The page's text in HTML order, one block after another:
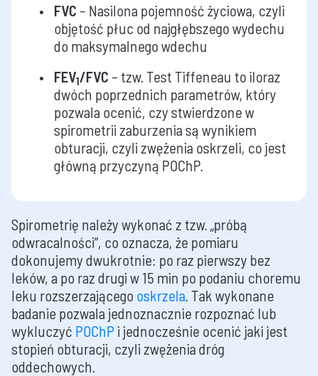
FVC – Nasilona pojemność życiowa, czyli
objętość płuc od najgłębszego wydechu
do maksymalnego wdechu
FEV1/FVC – tzw. Test Tiffeneau to iloraz
dwóch poprzednich parametrów, który
pozwala ocenić, czy stwierdzone w
spirometrii zaburzenia są wynikiem
obturacji, czyli zwężenia oskrzeli, co jest
główną przyczyną POChP.
Spirometrię należy wykonać z tzw. „próbą
odwracalności”, co oznacza, że pomiaru
dokonujemy dwukrotnie: po raz pierwszy bez
leków, a po raz drugi w 15 min po podaniu choremu
leku rozszerzającego oskrzela . Tak wykonane
badanie pozwala jednoznacznie rozpoznać lub
wykluczyć POChP i jednocześnie ocenić jaki jest
stopień obturacji, czyli zwężenia dróg
oddechowych.